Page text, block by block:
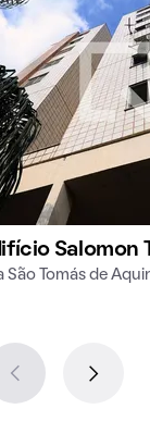
Salomon
São Tomás de